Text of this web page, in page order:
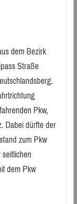
dem Bezirk
Straße
Pkw,
Dabei dürfte der
zum Pkw
dem Pkw